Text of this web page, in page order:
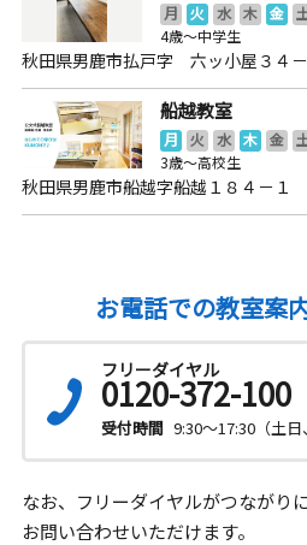
月 火 水 木 金
4歳～中学生
秋田県男鹿市払戸字 六ッ小屋３４
船越教室
月 火 水 木 金
3歳～高校生
秋田県男鹿市船越字船越１８４－１
お電話での教室案
フリーダイヤル
0120-372-100
受付時間 9:30～17:30（土日
なお、フリーダイヤルがつながり
お問い合わせいただけます。